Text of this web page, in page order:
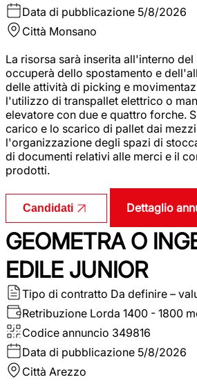
Data di pubblicazione 5/8/2026
Città Monsano
La risorsa sarà inserita all'interno
occuperà dello spostamento e
delle attività di picking e
l'utilizzo di transpallet elettrico o
elevatore con due e quattro forche.
carico e lo scarico di pallet dai
l'organizzazione degli spazi di
di documenti relativi alle merci e il
prodotti.
Candidati Dettaglio
GEOMETRA O
EDILE JUNIOR
Tipo di contratto Da definire –
Retribuzione Lorda 1400 - 1800
Codice annuncio 349816
Data di pubblicazione 5/8/2026
Città Arezzo